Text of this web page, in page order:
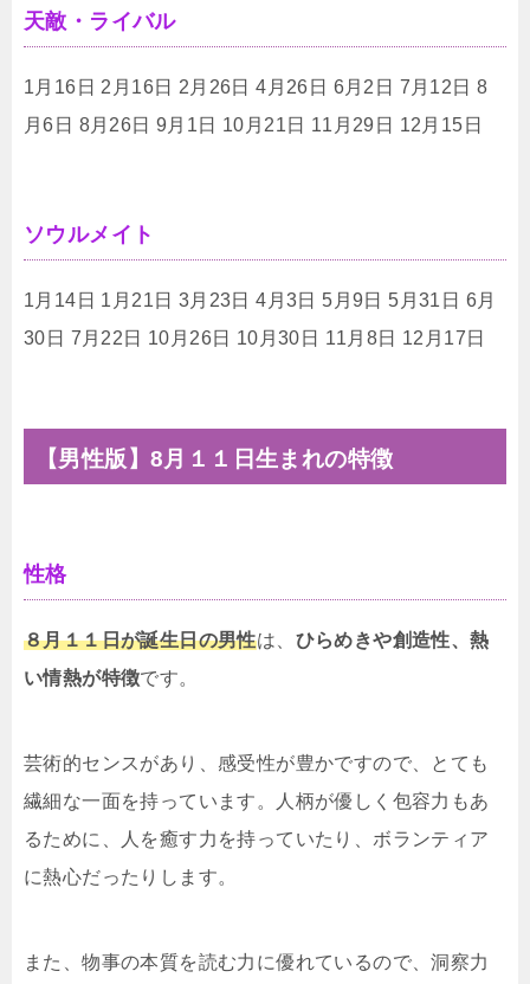
天敵・ライバル
1月16日 2月16日 2月26日 4月26日 6月2日 7月12日 8
月6日 8月26日 9月1日 10月21日 11月29日 12月15日
ソウルメイト
1月14日 1月21日 3月23日 4月3日 5月9日 5月31日 6月
30日 7月22日 10月26日 10月30日 11月8日 12月17日
【男性版】8月１１日生まれの特徴
性格
８月１１日が誕生日の男性は、 ひらめきや創造性、熱
い情熱が特徴です。
芸術的センスがあり、感受性が豊かですので、とても
繊細な一面を持っています。人柄が優しく包容力もあ
るために、人を癒す力を持っていたり、ボランティア
に熱心だったりします。
また、物事の本質を読む力に優れているので、洞察力